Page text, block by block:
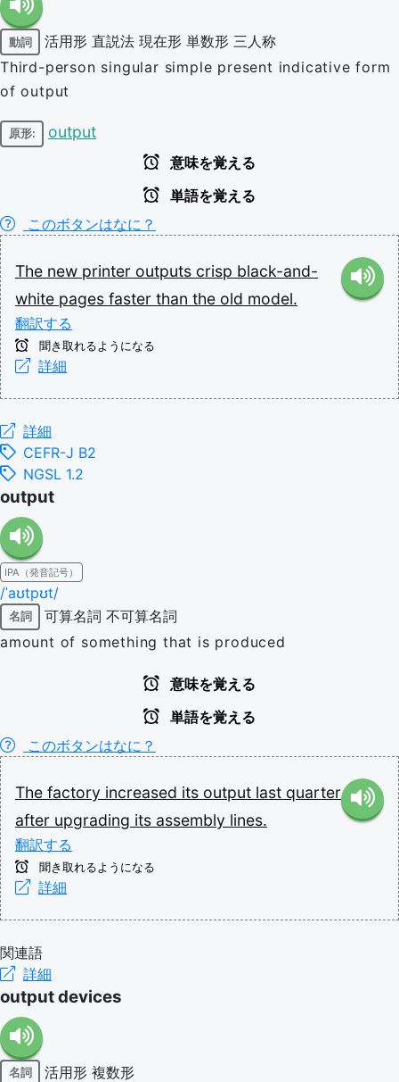
動詞 活用形 直説法 現在形 単数形 三人称
Third-person singular simple present indicative form
of output
原形: output
意味を覚える
単語を覚える
このボタンはなに？
The new printer outputs crisp black-and-
white pages faster than the old model.
翻訳する
聞き取れるようになる
詳細
詳細
CEFR-J B2
NGSL 1.2
output
IPA（発音記号）
/ˈaʊtpʊt/
名詞 可算名詞 不可算名詞
amount of something that is produced
意味を覚える
単語を覚える
このボタンはなに？
The factory increased its output last quarter
after upgrading its assembly lines.
翻訳する
聞き取れるようになる
詳細
関連語
詳細
output devices
名詞 活用形 複数形